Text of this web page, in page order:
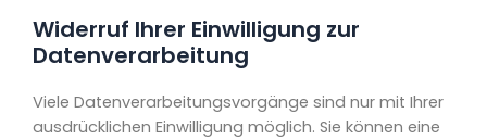
Widerruf Ihrer Einwilligung zur
Datenverarbeitung
Viele Datenverarbeitungsvorgänge sind nur mit Ihrer
ausdrücklichen Einwilligung möglich. Sie können eine